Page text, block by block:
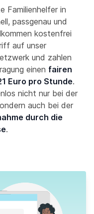
Familienhelfer in
passgenau und
kostenfrei
auf unser
und zahlen
einen fairen
Euro pro Stunde.
nicht nur bei der
auch bei der
durch die
.